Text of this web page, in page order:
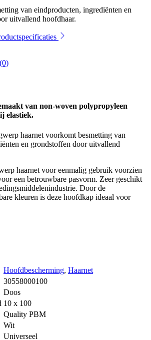
van eindproducten, ingrediënten en
uitvallend hoofdhaar.
van non-woven polypropyleen
elastiek.
haarnet voorkomt besmetting van
en grondstoffen door uitvallend
haarnet voor eenmalig gebruik voorzien
een betrouwbare pasvorm. Zeer geschikt
Door de
kleuren is deze hoofdkap ideaal voor
Hoofdbescherming, Haarnet
30558000100
Doos
10 x 100
Quality PBM
Wit
Universeel